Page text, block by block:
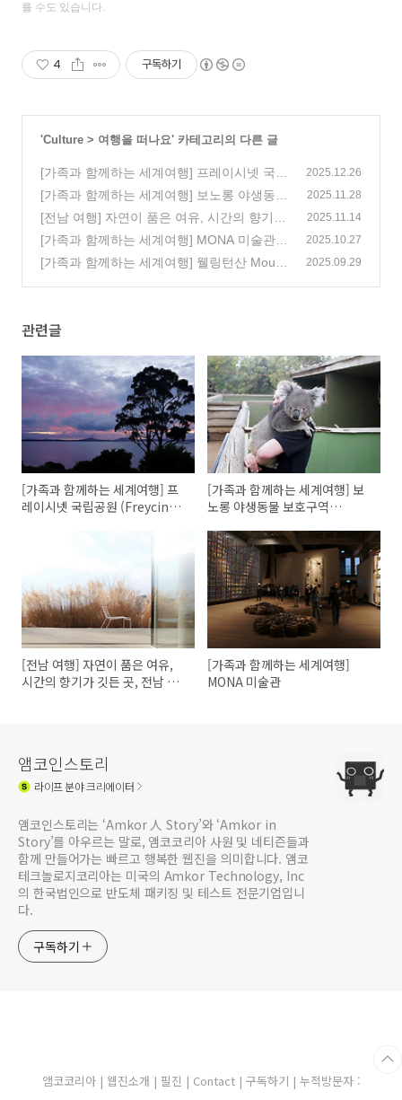
를 수도 있습니다.
4 구독하기
'Culture > 여행을 떠나요' 카테고리의 다른 글
[가족과 함께하는 세계여행] 프레이시넷 국립
공원 (Freycinet National Park)과 와인글라스
베이 (Wine Glass Bay) 여행
(2)
2025.12.26
[가족과 함께하는 세계여행] 보노롱 야생동물
보호구역(Bonolong Wildlife Sanctuary)
(0)
2025.11.28
[전남 여행] 자연이 품은 여유, 시간의 향기가
깃든 곳, 전남 담양 호시담 & 죽녹원 1편
(1)
2025.11.14
[가족과 함께하는 세계여행] MONA 미술관
(0)
2025.10.27
[가족과 함께하는 세계여행] 웰링턴산 Mount
2025.09.29
관련글
[가족과 함께하는 세계여행] 프
레이시넷 국립공원 (Freycinet
[가족과 함께하는 세계여행] 보
노롱 야생동물 보호구역
Sanctuary)
[전남 여행] 자연이 품은 여유,
시간의 향기가 깃든 곳, 전남 담
[가족과 함께하는 세계여행]
MONA 미술관
앰코인스토리
라이프분야 크리에이터
앰코인스토리는 ‘Amkor 人 Story’와 ‘Amkor in
Story’를 아우르는 말로, 앰코코리아 사원 및 네티즌들과
함께 만들어가는 빠르고 행복한 웹진을 의미합니다. 앰코
테크놀로지코리아는 미국의 Amkor Technology, Inc
의 한국법인으로 반도체 패키징 및 테스트 전문기업입니
다.
구독하기
앰코코리아| 웹진소개 | 필진 | Contact | 구독하기 | 누적방문자 :